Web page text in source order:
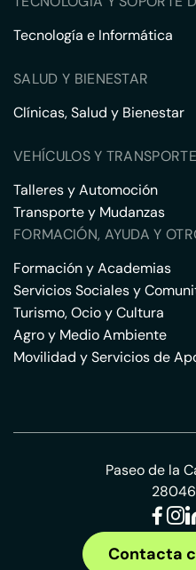
Tecnología e Informática
SALUD Y BIENESTAR
Clínicas, Salud y Bienestar
VEHÍCULOS Y TRANSPORTE
Talleres y Automoción
Transporte y Mudanzas
FORMACIÓN, AYUDA Y
Formación y Academias
Servicios Sociales y
Turismo, Ocio y Cultura
Agro y Medio Ambiente
Movilidad y Servicios de
Paseo de la
Contacta